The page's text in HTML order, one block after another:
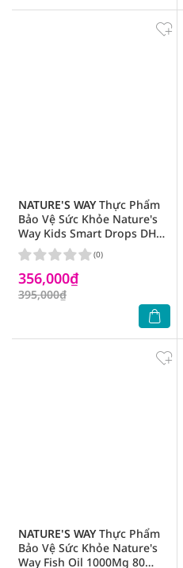
NATURE'S WAYThực Phẩm
Bảo Vệ Sức Khỏe Nature's
Way Kids Smart Drops DHA
20ml
356,000₫
395,000₫
(0)
NATURE'S WAYThực Phẩm
Bảo Vệ Sức Khỏe Nature's
Way Fish Oil 1000Mg 80